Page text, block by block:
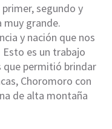
segundo y
muy grande.
y nación que nos
es un trabajo
permitió brindar
Choromoro con
de alta montaña